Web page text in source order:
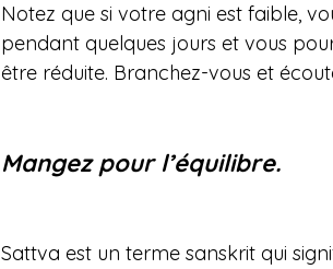
Notez que si votre agni est faible,
pendant quelques jours et vous
être réduite. Branchez-vous et
Mangez pour l’équilibre.
Sattva est un terme sanskrit qui